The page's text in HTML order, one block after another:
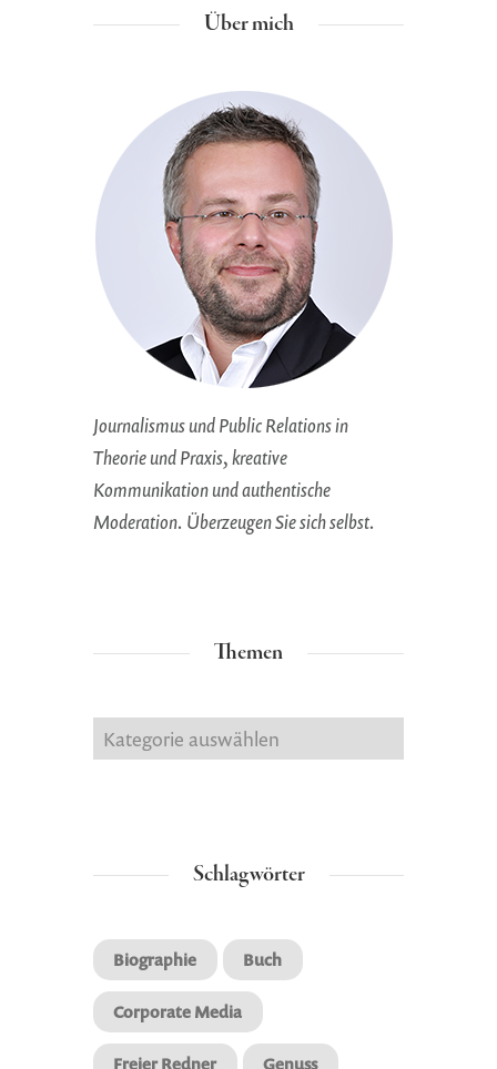
Über mich
Journalismus und Public Relations in
Theorie und Praxis, kreative
Kommunikation und authentische
Moderation. Überzeugen Sie sich selbst.
Themen
Themen
Schlagwörter
Biographie Buch
Corporate Media
Freier Redner Genuss